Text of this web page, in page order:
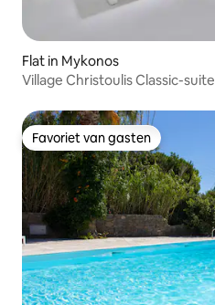
Flat in Mykonos
Village Christoulis Classic-suite
Favoriet van gasten
Favoriet van gasten